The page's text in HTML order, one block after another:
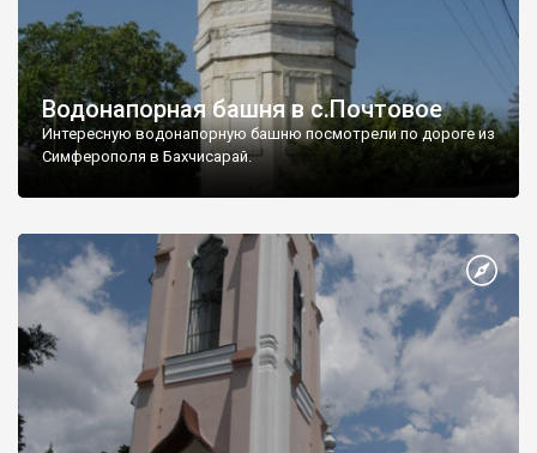
Водонапорная башня в с.Почтовое
Интересную водонапорную башню посмотрели по дороге из
Симферополя в Бахчисарай.